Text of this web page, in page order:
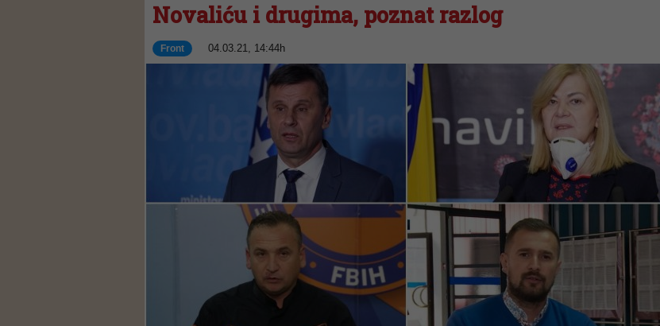
Novaliću i drugima, poznat razlog
Front 04.03.21, 14:44h